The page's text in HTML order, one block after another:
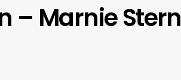
– Marnie Stern